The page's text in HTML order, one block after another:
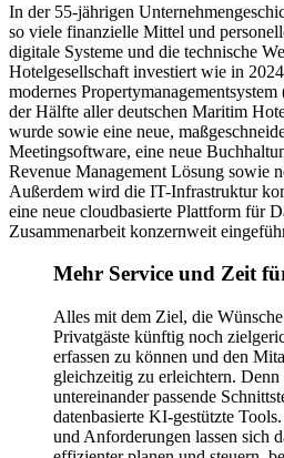
In der 55-jährigen
so viele finanzielle Mittel und
digitale Systeme und die technische
Hotelgesellschaft investiert wie in
modernes
der Hälfte aller deutschen Maritim
wurde sowie eine neue,
Meetingsoftware, eine neue
Revenue Management Lösung sowie
Außerdem wird die IT-Infrastruktur
eine neue cloudbasierte Plattform für
Zusammenarbeit konzernweit
Mehr Service und Zeit
Alles mit dem Ziel, die
Privatgäste künftig noch
erfassen zu können und den
gleichzeitig zu erleichtern. Denn
untereinander passende
datenbasierte KI-gestützte
und Anforderungen lassen sich